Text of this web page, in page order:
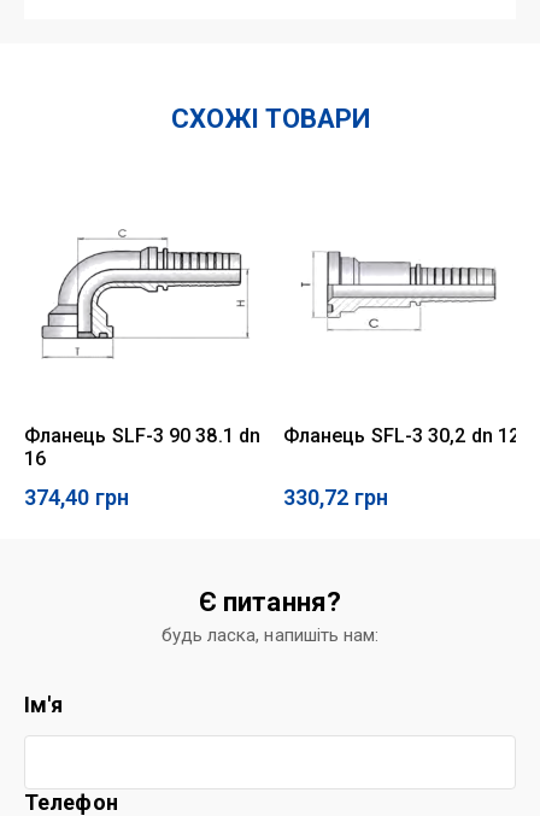
СХОЖІ ТОВАРИ
Фланець SLF-3 90 38.1 dn
16
374,40 грн
Фланець SFL-3 30,2 dn 12
330,72 грн
Є питання?
будь ласка, напишіть нам:
Ім'я
Телефон